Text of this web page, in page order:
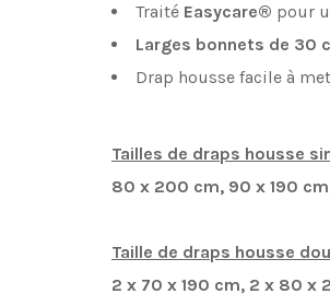
Traité Easycare® pour
Larges bonnets de 30
Drap housse facile à
Tailles de draps housse
80 x 200 cm, 90 x 190
Taille de draps housse
2 x 70 x 190 cm, 2 x 80 x